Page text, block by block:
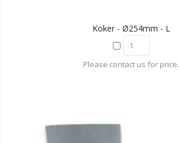
Koker - Ø254mm - L
Please contact us for price.